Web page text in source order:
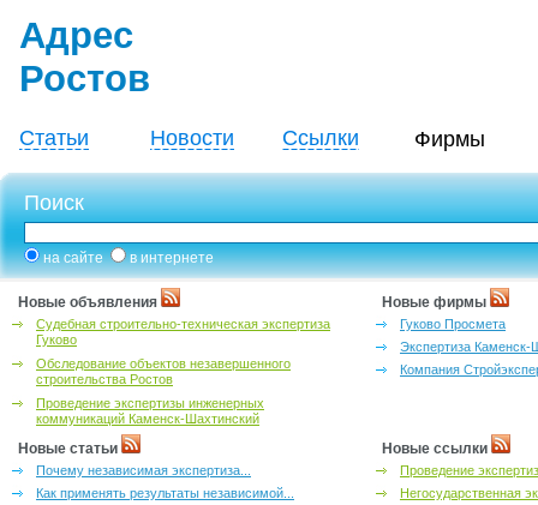
Адрес
Ростов
Статьи Новости Ссылки Фирмы
Поиск
на сайте в интернете
Новые объявления
Судебная строительно-техническая экспертиза
Гуково
Обследование объектов незавершенного
строительства Ростов
Проведение экспертизы инженерных
коммуникаций Каменск-Шахтинский
Новые фирмы
Гуково Просмета
Экспертиза Каменск-
Компания
Новые статьи
Почему независимая экспертиза...
Как применять результаты независимой...
Новые ссылки
Проведение
Негосударственная